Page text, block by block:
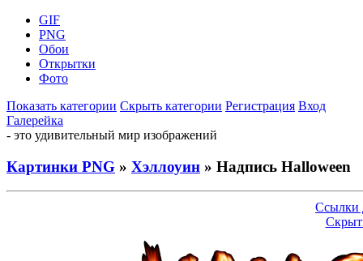
GIF
PNG
Обои
Открытки
Фото
Показать категории Скрыть категории Регистрация Вход
Галерейка
- это удивительный мир изображений
Картинки PNG » Хэллоуин » Надпись Halloween
Ссылки